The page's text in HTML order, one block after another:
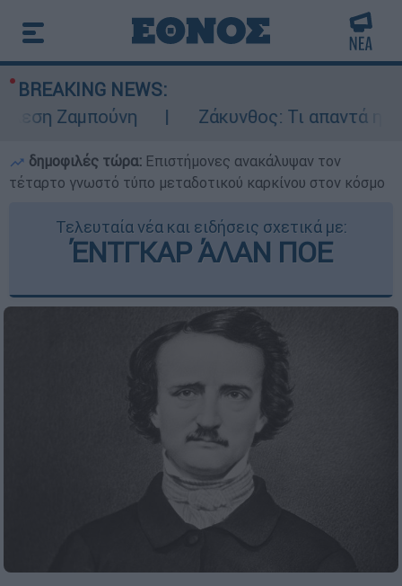
BREAKING NEWS:
Ζαμπούνη
Ζάκυνθος: Τι απαντά η ΕΛΑΣ
δημοφιλές τώρα: Επιστήμονες ανακάλυψαν τον
τέταρτο γνωστό τύπο μεταδοτικού καρκίνου στον κόσμο
Τελευταία νέα και ειδήσεις σχετικά με:
ΈΝΤΓΚΑΡ ΆΛΑΝ ΠΟΕ